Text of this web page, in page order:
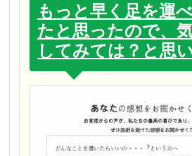
もっと早く足を運
たと思ったので、
してみては？と思い